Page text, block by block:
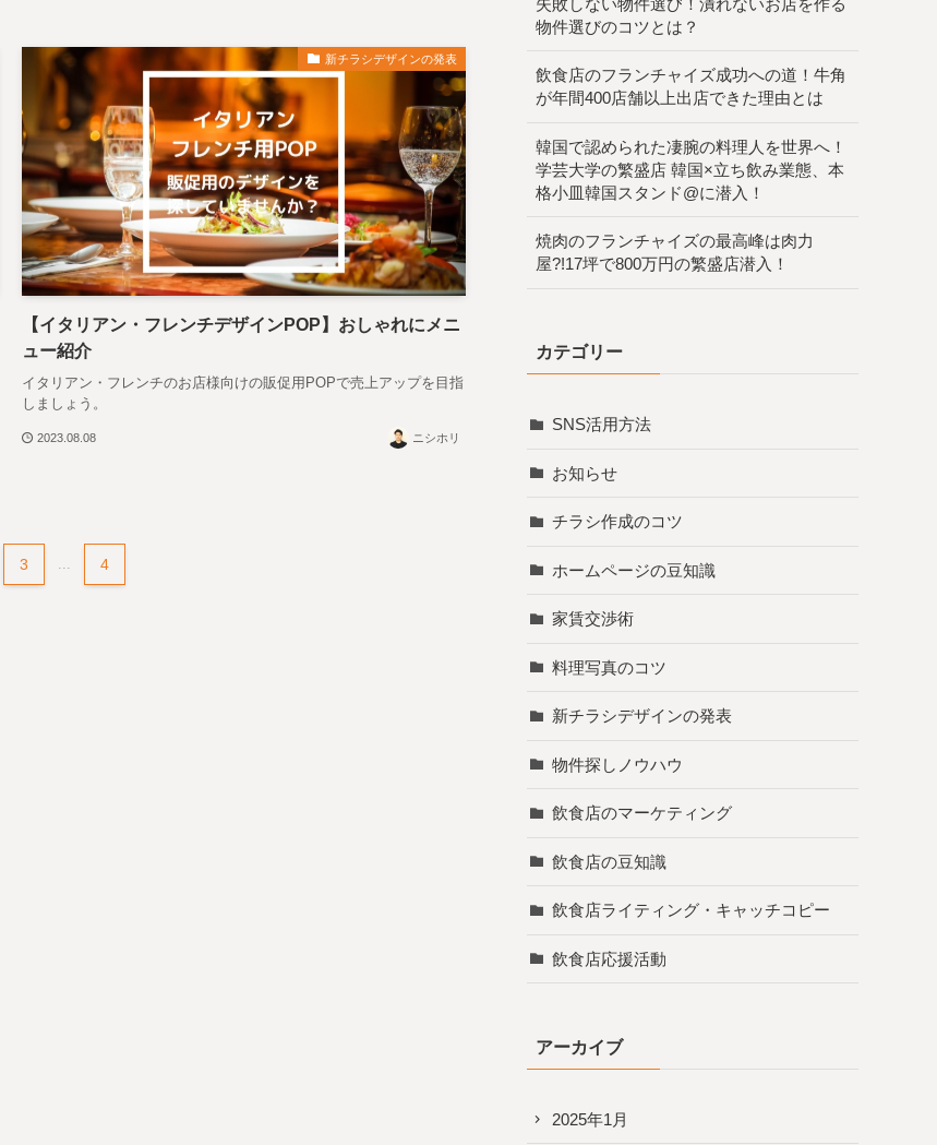
新チラシデザインの発表
【イタリアン・フレンチデザインPOP】おしゃれにメニ
ュー紹介
イタリアン・フレンチのお店様向けの販促用POPで売上アップを目指
しましょう。
2023.08.08 ニシホリ
3 4
物件選びのコツとは？
飲食店のフランチャイズ成功への道！牛角
が年間400店舗以上出店できた理由とは
韓国で認められた凄腕の料理人を世界へ！
学芸大学の繁盛店 韓国×立ち飲み業態、本
格小皿韓国スタンド@に潜入！
焼肉のフランチャイズの最高峰は肉力
屋?!17坪で800万円の繁盛店潜入！
カテゴリー
SNS活用方法
お知らせ
チラシ作成のコツ
ホームページの豆知識
家賃交渉術
料理写真のコツ
新チラシデザインの発表
物件探しノウハウ
飲食店のマーケティング
飲食店の豆知識
飲食店ライティング・キャッチコピー
飲食店応援活動
アーカイブ
2025年1月